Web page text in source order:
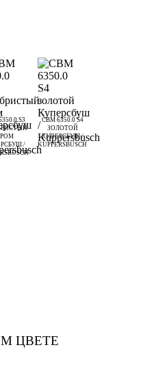
S3
/
CBM 6350.0 S4
ЗОЛОТОЙ
КУПЕРСБУШ /
KUPPERSBUSCH
ЦВЕТЕ